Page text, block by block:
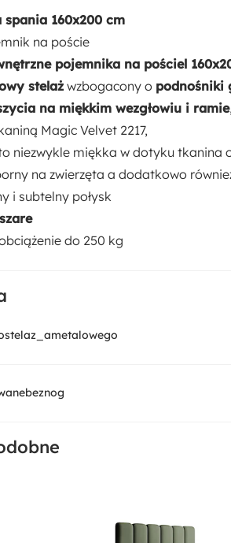
Podnośnik gazowy
160x200 cm
na poście
pojemnika na pościel
stelaż wzbogacony o podnośniki
na miękkim wezgłowiu i ramie,
Magic Velvet 2217,
niezwykle miękka w dotyku tkanina
na zwierzęta a dodatkowo
i subtelny połysk
szare
do 250 kg